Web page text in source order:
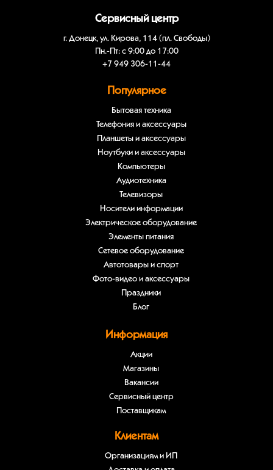
Сервисный центр
г. Донецк, ул. Кирова, 114 (пл. Свободы)
Пн.-Пт: с 9:00 до 17:00
+7 949 306-11-44
Популярное
Бытовая техника
Телефония и аксессуары
Планшеты и аксессуары
Ноутбуки и аксессуары
Компьютеры
Аудиотехника
Телевизоры
Носители информации
Электрическое оборудование
Элементы питания
Сетевое оборудование
Автотовары и спорт
Фото-видео и аксессуары
Праздники
Блог
Информация
Акции
Магазины
Вакансии
Сервисный центр
Поставщикам
Клиентам
Организациям и ИП